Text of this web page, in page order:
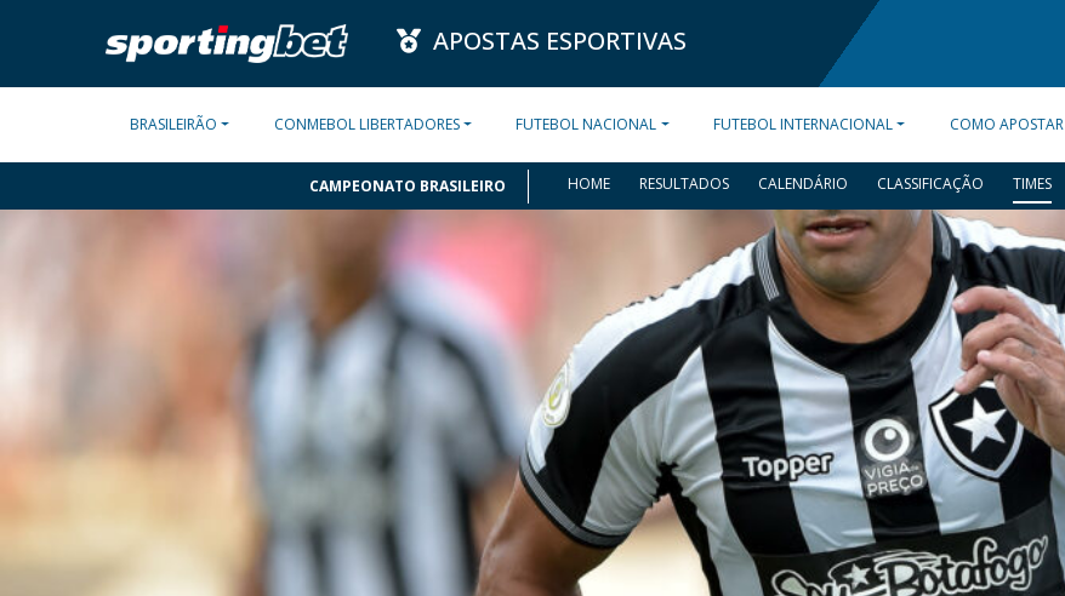
APOSTAS ESPORTIVAS
BRASILEIRÃO CONMEBOL LIBERTADORES FUTEBOL NACIONAL FUTEBOL INTERNACIONAL COMO APOSTAR
CAMPEONATO BRASILEIRO HOME RESULTADOS CALENDÁRIO CLASSIFICAÇÃO TIMES